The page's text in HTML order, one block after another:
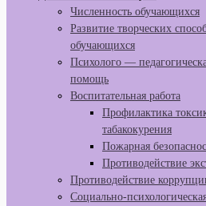
Численность обучающихся
Развитие творческих
обучающихся
Психолого —
помощь
Воспитательная работа
Профилактика
табакокурения
Пожарная
Противодействие
Противодействие
Социально-